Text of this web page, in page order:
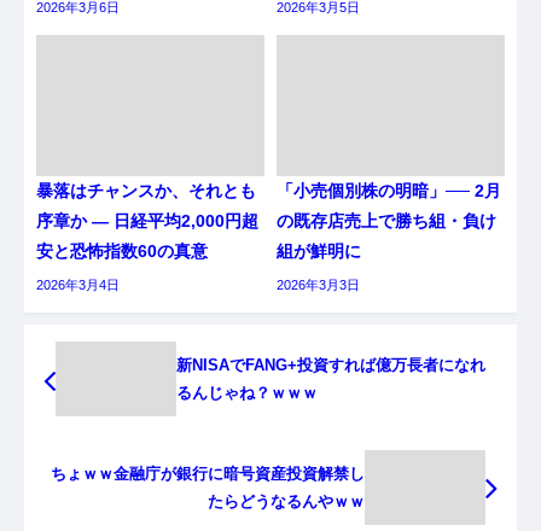
2026年3月6日 2026年3月5日
暴落はチャンスか、それとも
序章か ― 日経平均2,000円超
安と恐怖指数60の真意
2026年3月4日
「小売個別株の明暗」── 2月
の既存店売上で勝ち組・負け
組が鮮明に
2026年3月3日
新NISAでFANG+投資すれば億万長者になれ
るんじゃね？ｗｗｗ
ちょｗｗ金融庁が銀行に暗号資産投資解禁し
たらどうなるんやｗｗ